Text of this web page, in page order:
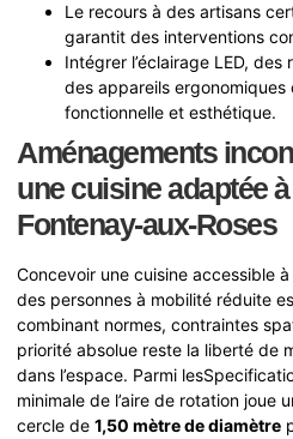
Le recours à des artisans
garantit des interventions
Intégrer l’éclairage LED,
des appareils ergonomiques
fonctionnelle et esthétique.
Aménagements
une cuisine adaptée
Fontenay-aux-Roses
Concevoir une cuisine accessible
des personnes à mobilité réduite
combinant normes, contraintes
priorité absolue reste la liberté de
dans l’espace. Parmi
minimale de l’aire de rotation joue
cercle de 1,50 mètre de diamètre